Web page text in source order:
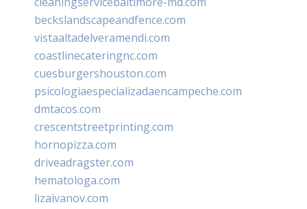
beckslandscapeandfence.com
vistaaltadelveramendi.com
coastlinecateringnc.com
cuesburgershouston.com
psicologiaespecializadaencampeche.com
dmtacos.com
crescentstreetprinting.com
hornopizza.com
driveadragster.com
hematologa.com
lizaivanov.com